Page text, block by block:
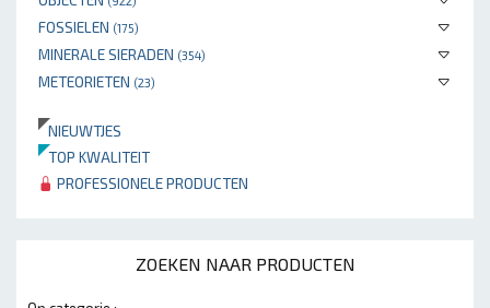
FOSSIELEN (175)
MINERALE SIERADEN (354)
METEORIETEN (23)
NIEUWTJES
TOP KWALITEIT
PROFESSIONELE PRODUCTEN
ZOEKEN NAAR PRODUCTEN